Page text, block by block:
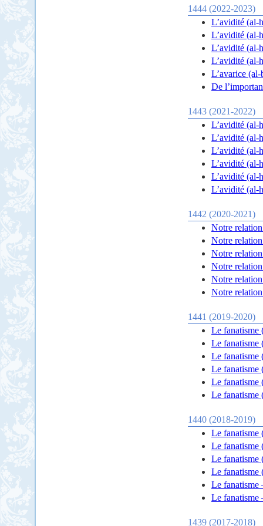
1444 (2022-2023)
L’avidité (al-
L’avidité (al-
L’avidité (al-
L’avarice
De
1443 (2021-2022)
1442 (2020-2021)
Notre
Notre
Notre
Notre
Notre
Notre
1441 (2019-2020)
Le fanatisme
Le fanatisme
Le fanatisme
Le fanatisme
Le fanatisme
Le fanatisme
1440 (2018-2019)
Le fanatisme
Le fanatisme
Le fanatisme
Le fanatisme
Le fanatisme
Le fanatisme
1439 (2017-2018)